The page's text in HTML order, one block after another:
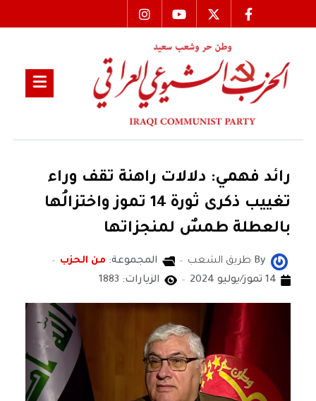
رائد فهمي: دلالات راهنة تقف وراء
تغييب ذكرى ثورة 14 تموز واختزالُها
بالعطلة طمسٌ لمنجزاتها
By طريق الشعب المجموعة: من الحزب
14 تموز/يوليو 2024
الزيارات: 1883